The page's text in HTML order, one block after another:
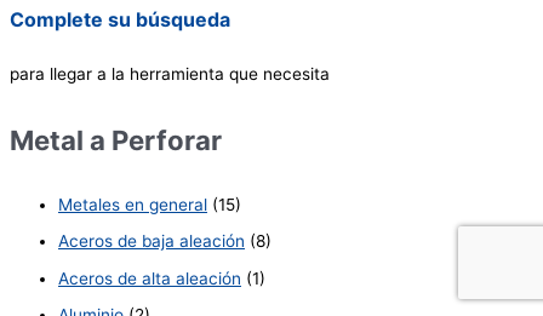
Complete su búsqueda
para llegar a la herramienta que necesita
Metal a Perforar
Metales en general (15)
Aceros de baja aleación (8)
Aceros de alta aleación (1)